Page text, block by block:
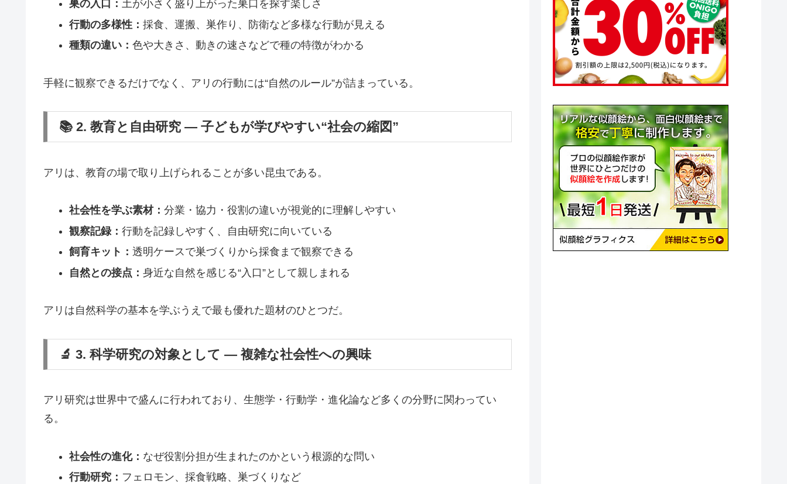
巣の入口： 土が小さく盛り上がった巣口を探す楽しさ
行動の多様性： 採食、運搬、巣作り、防衛など多様な行動が見える
種類の違い： 色や大きさ、動きの速さなどで種の特徴がわかる
手軽に観察できるだけでなく、アリの行動には“自然のルール”が詰まっている。
📚 2. 教育と自由研究 ― 子どもが学びやすい“社会の縮図”
アリは、教育の場で取り上げられることが多い昆虫である。
社会性を学ぶ素材： 分業・協力・役割の違いが視覚的に理解しやすい
観察記録： 行動を記録しやすく、自由研究に向いている
飼育キット： 透明ケースで巣づくりから採食まで観察できる
自然との接点： 身近な自然を感じる“入口”として親しまれる
アリは自然科学の基本を学ぶうえで最も優れた題材のひとつだ。
🔬 3. 科学研究の対象として ― 複雑な社会性への興味
アリ研究は世界中で盛んに行われており、生態学・行動学・進化論など多くの分野に関わってい
る。
社会性の進化： なぜ役割分担が生まれたのかという根源的な問い
行動研究： フェロモン、採食戦略、巣づくりなど